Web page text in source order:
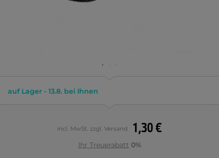
auf Lager - 13.8. bei Ihnen
1,30 €
incl. MwSt. zzgl. Versand
Ihr Treuerabatt 0%